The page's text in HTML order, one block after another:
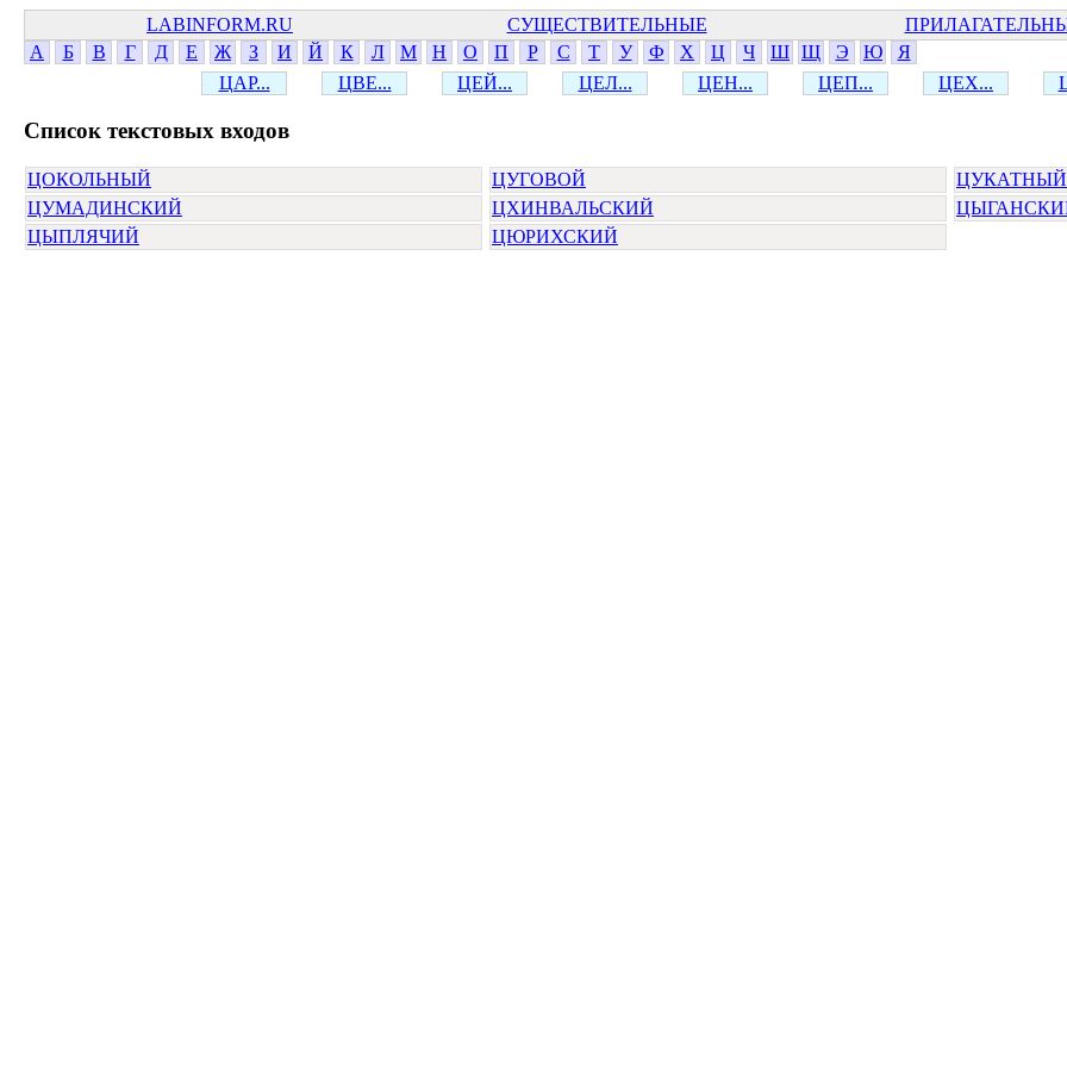
LABINFORM.RU СУЩЕСТВИТЕЛЬНЫЕ
А
Б В Г Д Е Ж З И Й К Л М Н О П Р С Т У Ф Х Ц Ч Ш Щ Э Ю
Я
ЦАР...
ЦВЕ... ЦЕЙ... ЦЕЛ... ЦЕН... ЦЕП... ЦЕХ...
Cписок текстовых входов
ЦОКОЛЬНЫЙ ЦУГОВОЙ
ЦУКАТНЫЙ
ЦУМАДИНСКИЙ
ЦХИНВАЛЬСКИЙ
ЦЫПЛЯЧИЙ
ЦЮРИХСКИЙ